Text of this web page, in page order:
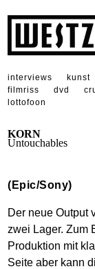
interviews kunst
filmriss
dvd
lottofoon
KORN
Untouchables
(Epic/Sony)
Der neue Output
zwei Lager. Zum
Produktion mit
Seite aber kann